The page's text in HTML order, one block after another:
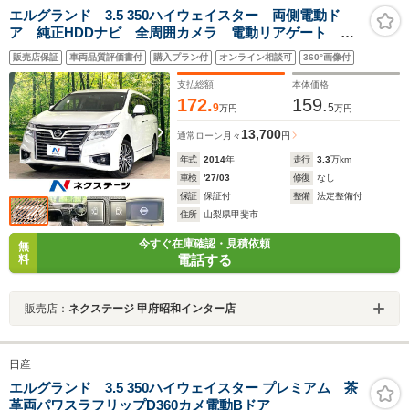
エルグランド 3.5 350ハイウェイスター 両側電動ド
ア 純正HDDナビ 全周囲カメラ 電動リアゲート ハ
ーフレザーシート コーナーセンサー スマートキー
LEDヘッド ビルトインETC クルコン 純正18インチ
アルミ 禁煙車
販売店保証 車両品質評価書付 購入プラン付 オンライン相談可 360°画像付
支払総額
172.9万円
本体価格
159.5万円
通常ローン 月々13,700円
年式 2014年 走行 3.3万km
車検
'27/03 修復
なし
保証
保証付 整備
法定整備付
住所
山梨県甲斐市
無
料
今すぐ在庫確認・見積依頼
電話する
販売店： ネクステージ 甲府昭和インター店
日産
エルグランド 3.5 350ハイウェイスター プレミアム 茶
革両パワスラフリップD360カメ電動Bドア